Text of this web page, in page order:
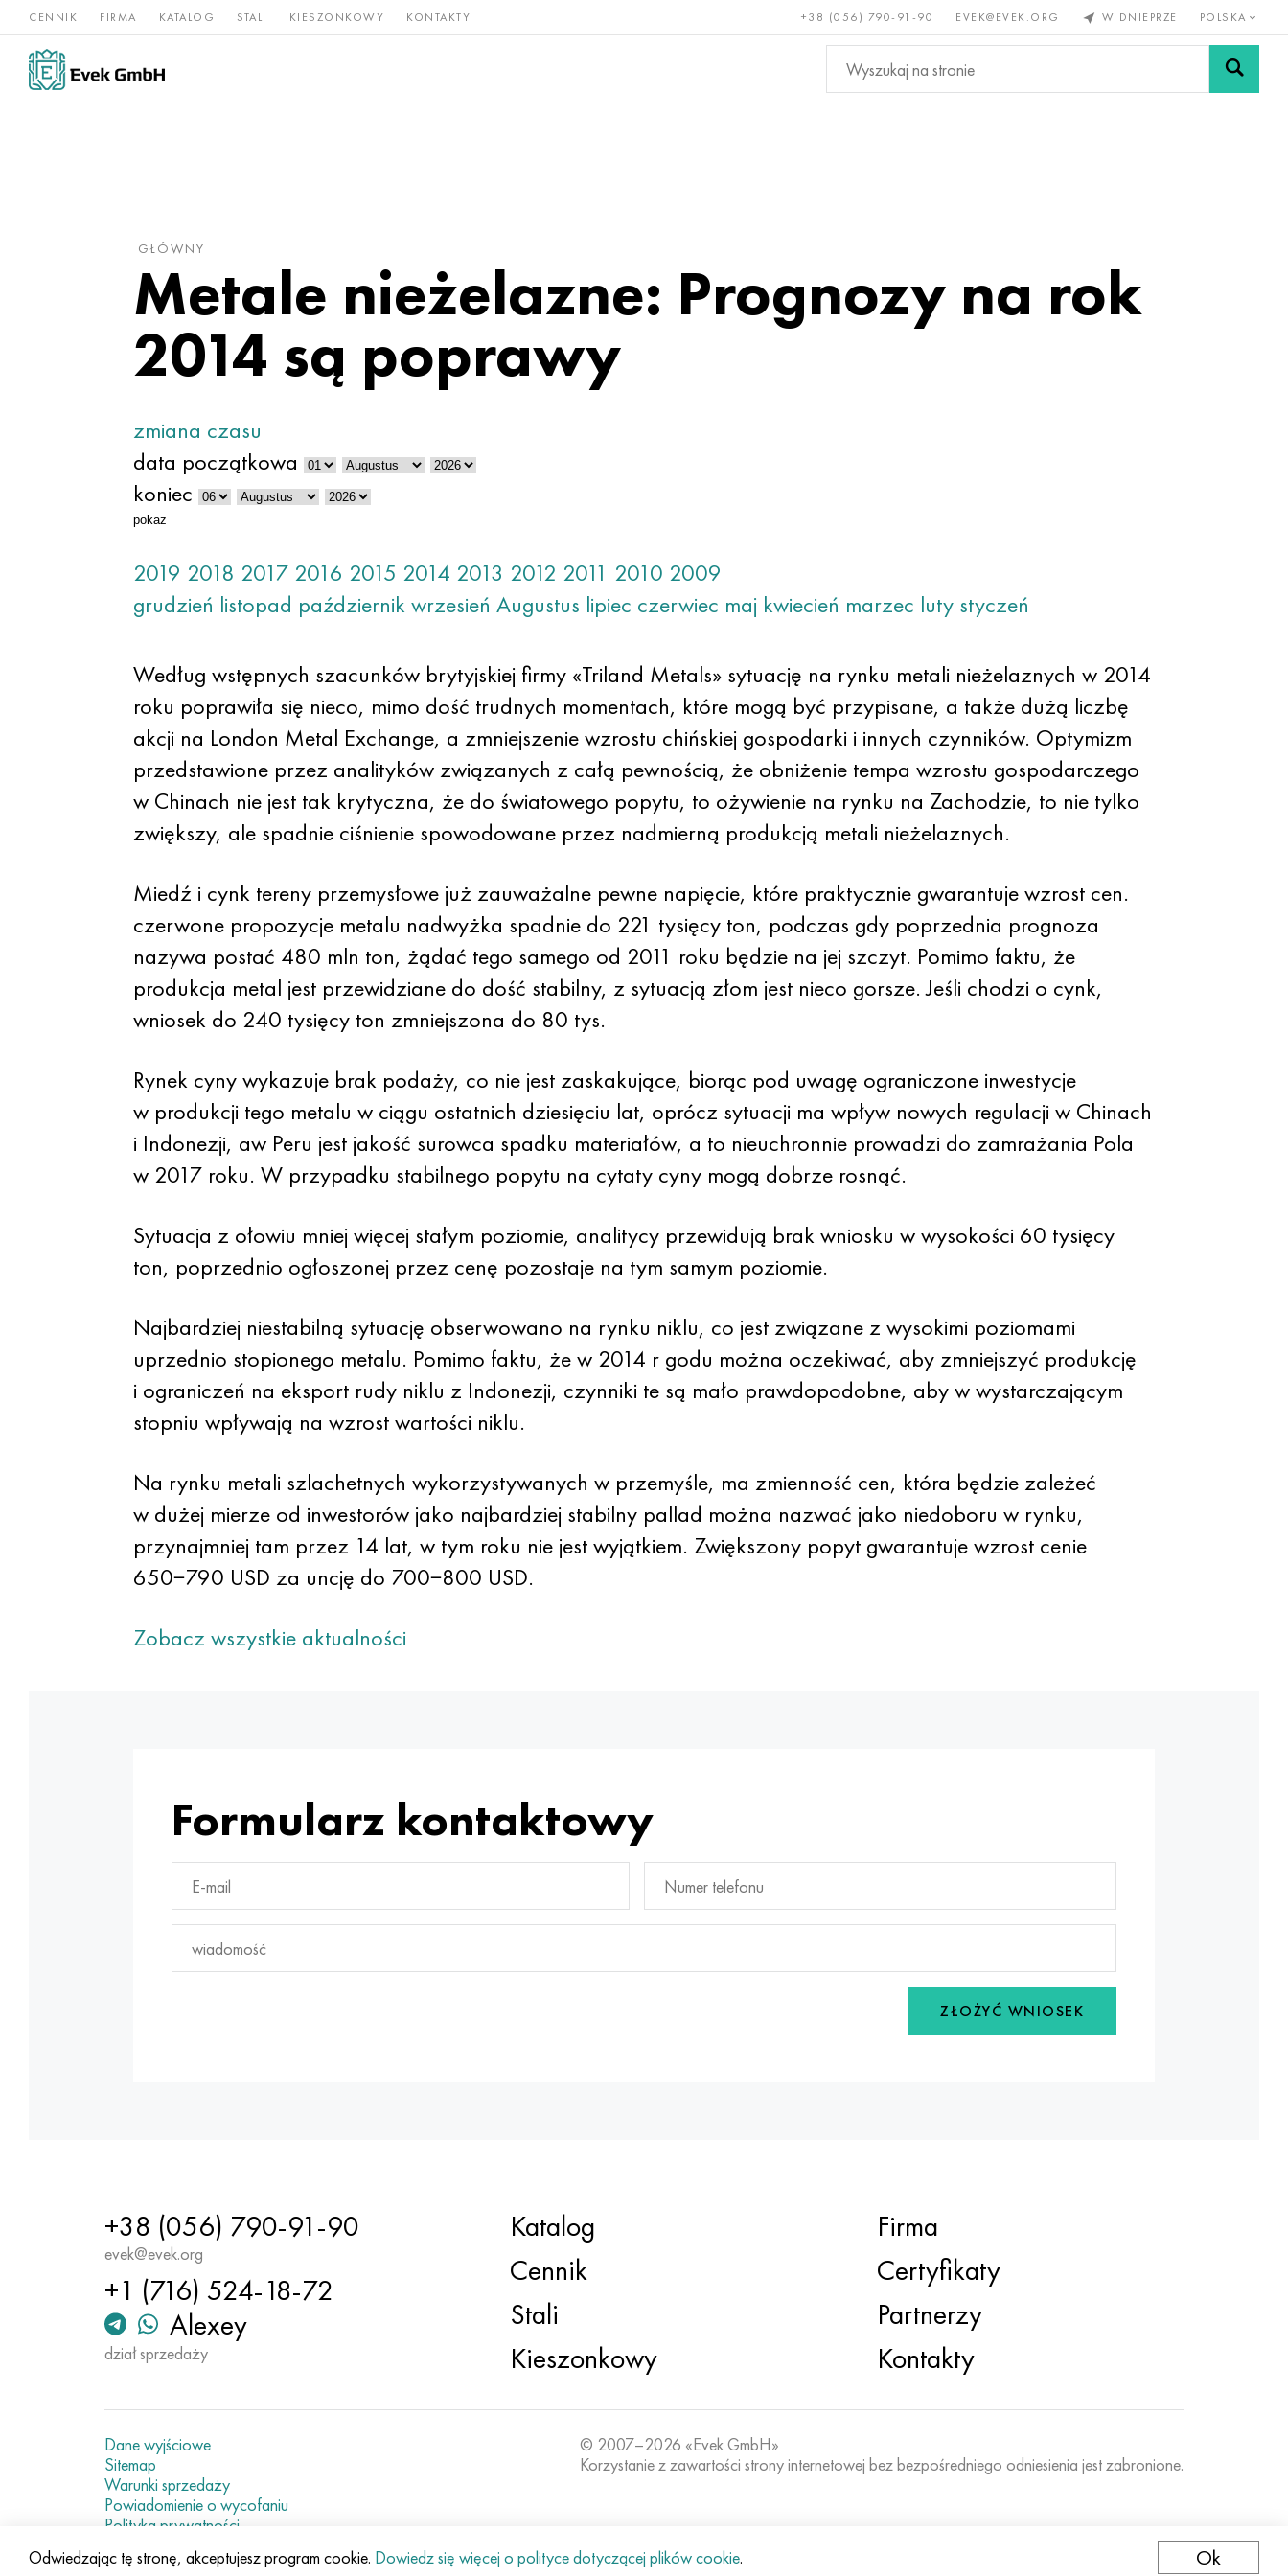
CENNIK FIRMA KATALOG STALI KIESZONKOWY KONTAKTY +38 (056) 790-91-90 EVEK@EVEK.ORG W DNIEPRZE POLSKA
Stopy
niklu
Stal Rzadkie i Brąz, miedź, Metale
nieżelazne
Stali Siatki i
GŁÓWNY
Metale nieżelazne: Prognozy na rok
2014 są poprawy
zmiana czasu
data początkowa
koniec
pokaz
2019 2018 2017 2016 2015 2014 2013 2012 2011 2010 2009
grudzień listopad październikwrzesień Augustus lipiec czerwiec maj kwiecień marzec luty styczeń
Według wstępnych szacunków brytyjskiej firmy «Triland Metals» sytuację na rynku metali nieżelaznych w 2014
roku poprawiła się nieco, mimo dość trudnych momentach, które mogą być przypisane, a także dużą liczbę
akcji na London Metal Exchange, a zmniejszenie wzrostu chińskiej gospodarki i innych czynników. Optymizm
przedstawione przez analityków związanych z całą pewnością, że obniżenie tempa wzrostu gospodarczego
w Chinach nie jest tak krytyczna, że ​​do światowego popytu, to ożywienie na rynku na Zachodzie, to nie tylko
zwiększy, ale spadnie ciśnienie spowodowane przez nadmierną produkcją metali nieżelaznych.
Miedź i cynk tereny przemysłowe już zauważalne pewne napięcie, które praktycznie gwarantuje wzrost cen.
czerwone propozycje metalu nadwyżka spadnie do 221 tysięcy ton, podczas gdy poprzednia prognoza
nazywa postać 480 mln ton, żądać tego samego od 2011 roku będzie na jej szczyt. Pomimo faktu, że
produkcja metal jest przewidziane do dość stabilny, z sytuacją złom jest nieco gorsze. Jeśli chodzi o cynk,
wniosek do 240 tysięcy ton zmniejszona do 80 tys.
Rynek cyny wykazuje brak podaży, co nie jest zaskakujące, biorąc pod uwagę ograniczone inwestycje
w produkcji tego metalu w ciągu ostatnich dziesięciu lat, oprócz sytuacji ma wpływ nowych regulacji w Chinach
i Indonezji, aw Peru jest jakość surowca spadku materiałów, a to nieuchronnie prowadzi do zamrażania Pola
w 2017 roku. W przypadku stabilnego popytu na cytaty cyny mogą dobrze rosnąć.
Sytuacja z ołowiu mniej więcej stałym poziomie, analitycy przewidują brak wniosku w wysokości 60 tysięcy
ton, poprzednio ogłoszonej przez cenę pozostaje na tym samym poziomie.
Najbardziej niestabilną sytuację obserwowano na rynku niklu, co jest związane z wysokimi poziomami
uprzednio stopionego metalu. Pomimo faktu, że w 2014 r godu można oczekiwać, aby zmniejszyć produkcję
i ograniczeń na eksport rudy niklu z Indonezji, czynniki te są mało prawdopodobne, aby w wystarczającym
stopniu wpływają na wzrost wartości niklu.
Na rynku metali szlachetnych wykorzystywanych w przemyśle, ma zmienność cen, która będzie zależeć
w dużej mierze od inwestorów jako najbardziej stabilny pallad można nazwać jako niedoboru w rynku,
przynajmniej tam przez 14 lat, w tym roku nie jest wyjątkiem. Zwiększony popyt gwarantuje wzrost cenie
650−790 USD za uncję do 700−800 USD.
Zobacz wszystkie aktualności
Formularz kontaktowy
ZŁOŻYĆ WNIOSEK
+38 (056) 790-91-90
evek@evek.org
+1 (716) 524-18-72
Alexey
dział sprzedaży
Katalog
Cennik
Stali
Kieszonkowy
Firma
Certyfikaty
Partnerzy
Kontakty
Dane wyjściowe
Sitemap
Warunki sprzedaży
Powiadomienie o wycofaniu
Polityka prywatności
Current metal prices
© 2007–2026 «Evek GmbH»
Korzystanie z zawartości strony internetowej bez bezpośredniego odniesienia jest zabronione.
Odwiedzając tę stronę, akceptujesz program cookie. Dowiedz się więcej o polityce dotyczącej plików cookie. Ok